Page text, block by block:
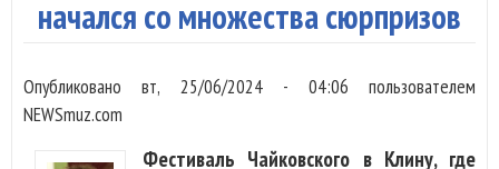
начался со множества сюрпризов
Опубликовановт, 25/06/2024 - 04:06 пользователем
NEWSmuz.com
Фестиваль Чайковского в Клину, где